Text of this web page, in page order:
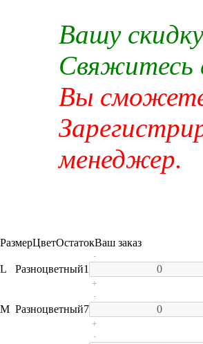
Вашу
Свяжитесь
Вы сможете
менеджер.
РазмерЦветОстатокВаш заказ
L Разноцветный1
-
+
M Разноцветный7
-
+
-